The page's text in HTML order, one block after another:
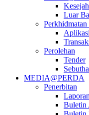
Luar
Perolehan
Tender
MEDIA@PERDA
Penerbitan